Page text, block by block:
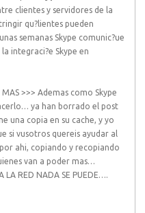
clientes y servidores de la
qu?lientes pueden
semanas Skype comunic?ue
integraci?e Skype en
MAS >>> Ademas como Skype
ya han borrado el post
una copia en su cache, y yo
si vusotros quereis ayudar al
ahi, copiando y recopiando
van a poder mas…
LA RED NADA SE PUEDE….